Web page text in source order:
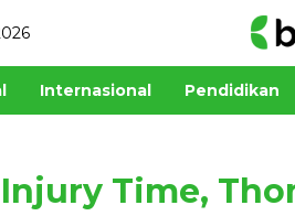
Internasional Pendidikan
Time,